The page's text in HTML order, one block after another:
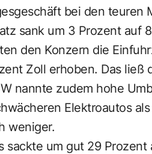
bei den teuren
sank um 3 Prozent auf
den Konzern die
Zoll erhoben. Das ließ
nannte zudem hohe
Elektroautos
weniger.
sackte um gut 29